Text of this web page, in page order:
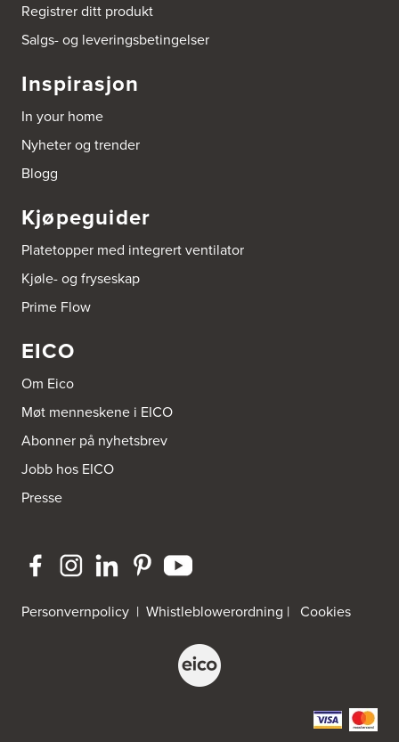
Registrer ditt produkt
Salgs- og leveringsbetingelser
Inspirasjon
In your home
Nyheter og trender
Blogg
Kjøpeguider
Platetopper med integrert ventilator
Kjøle- og fryseskap
Prime Flow
EICO
Om Eico
Møt menneskene i EICO
Abonner på nyhetsbrev
Jobb hos EICO
Presse
Personvernpolicy | Whistleblowerordning | Cookies